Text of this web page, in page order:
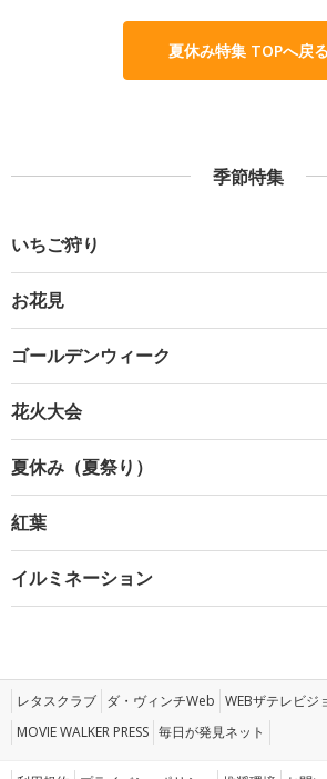
夏休み特集 TOPへ戻る
季節特集
いちご狩り
お花見
ゴールデンウィーク
花火大会
夏休み（夏祭り）
紅葉
イルミネーション
レタスクラブ ダ・ヴィンチWeb WEBザテレビジ
MOVIE WALKER PRESS 毎日が発見ネット